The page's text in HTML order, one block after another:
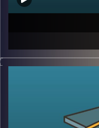
עד כדי כך שאין
טרור, והאם
רחבות